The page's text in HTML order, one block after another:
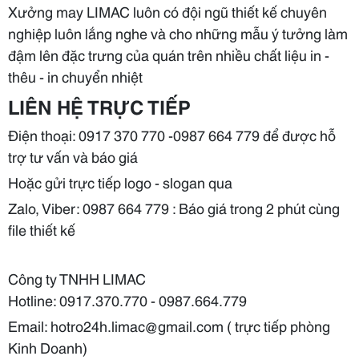
Xưởng may LIMAC luôn có đội ngũ thiết kế chuyên
nghiệp luôn lắng nghe và cho những mẫu ý tưởng làm
đậm lên đặc trưng của quán trên nhiều chất liệu in -
thêu - in chuyển nhiệt
LIÊN HỆ TRỰC TIẾP
Điện thoại: 0917 370 770 -0987 664 779 để được hỗ
trợ tư vấn và báo giá
Hoặc gửi trực tiếp logo - slogan qua
Zalo, Viber: 0987 664 779 : Báo giá trong 2 phút cùng
file thiết kế
Công ty TNHH LIMAC
Hotline: 0917.370.770 - 0987.664.779
Email: hotro24h.limac@gmail.com ( trực tiếp phòng
Kinh Doanh)